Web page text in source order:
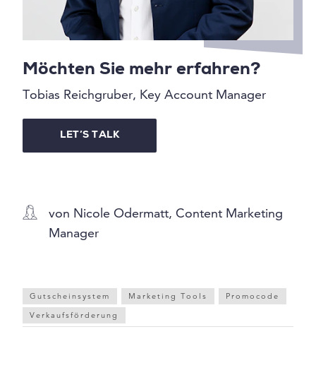
Möchten Sie mehr erfahren?
Tobias Reichgruber, Key Account Manager
LET’S TALK
von Nicole Odermatt, Content Marketing
Manager
Gutscheinsystem Marketing Tools
Promocode
Verkaufsförderung